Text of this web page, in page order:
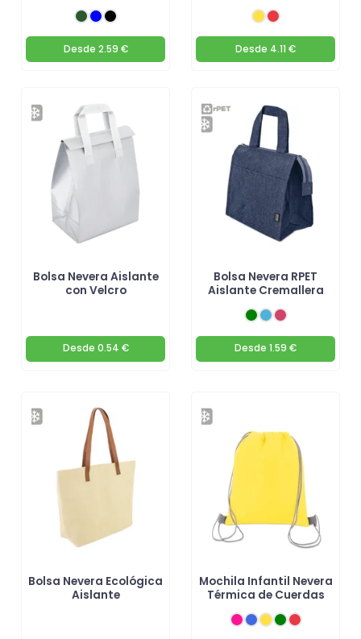
Desde 2.59 € Desde 4.11 €
Bolsa Nevera Aislante
con Velcro
Desde 0.54 €
Bolsa Nevera RPET
Aislante Cremallera
Desde 1.59 €
Bolsa Nevera Ecológica
Aislante
Mochila Infantil Nevera
Térmica de Cuerdas